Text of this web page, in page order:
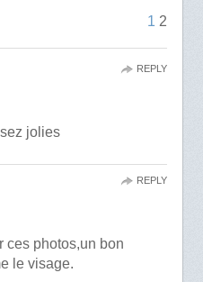
1 2
jolies
REPLY
ces photos,un bon
le visage.
REPLY